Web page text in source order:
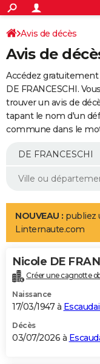
ACTUALITÉS
Politique
Société
Faits Divers
Education
Monde
Villes
+
SPORT
Coupe du monde 2026
Football
Tennis
Cyclisme
Rugby
Forum
Programme TV
TNT
Streaming
Cinéma
Sorties cinéma
Musique
+
FINANCE
Retraite
Epargne
Immobilier
Risques naturels par
Assurance
AUTO
Essais
Réserver un essai
Citadines
Berlines
SUV
Forum auto
+
Mobiles
Meilleur smartphone
Internet
Ordinateurs
Jeux vidéo
Guide high-tech
Aménagement intérieur
LIFESTYLE
Art de vivre
Bien-être
Loisirs
Mode
Modes de vie
Alimentation
Guide de la santé
Maladies
Médicaments
Sommeil
VOYAGE
Destinations
City break
Voyage nature
Voyage de noces
Forum
Climat
+PHOTO
GUIDES D'ACHAT
BONS PLANS
Avis de décès
Avis de
Accédez gratuitement
DE FRANCESCHI.
trouver un avis de
tapant le nom d'un
commune dans le
NOUVEAU : publiez
Linternaute.com
Nicole DE
Créer une cagnotte
Naissance
17/03/1947 à
Décès
03/07/2026 à